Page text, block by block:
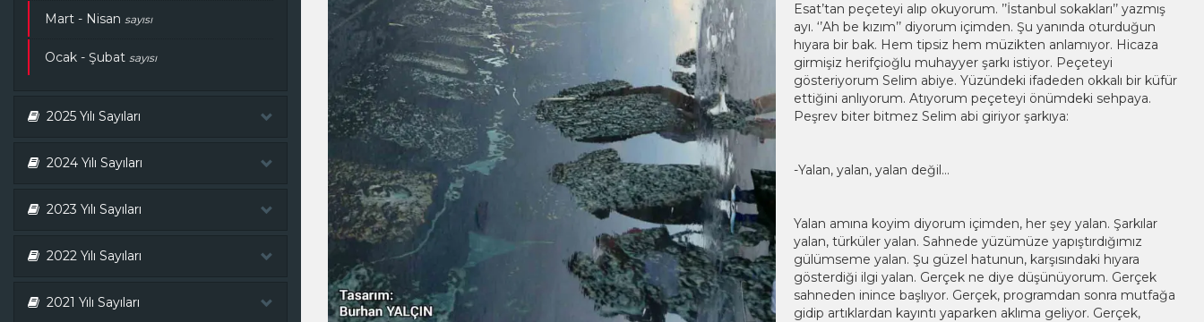
Mart - Nisan sayısı
Ocak - Şubat sayısı
2025 Yılı Sayıları
2024 Yılı Sayıları
2023 Yılı Sayıları
2022 Yılı Sayıları
2021 Yılı Sayıları
Esat’tan peçeteyi alıp okuyorum. ’’İstanbul sokakları’’ yazmış
ayı. ‘’Ah be kızım’’ diyorum içimden. Şu yanında oturduğun
hıyara bir bak. Hem tipsiz hem müzikten anlamıyor. Hicaza
girmişiz herifçioğlu muhayyer şarkı istiyor. Peçeteyi
gösteriyorum Selim abiye. Yüzündeki ifadeden okkalı bir küfür
ettiğini anlıyorum. Atıyorum peçeteyi önümdeki sehpaya.
Peşrev biter bitmez Selim abi giriyor şarkıya:
-Yalan, yalan, yalan değil…
Yalan amına koyim diyorum içimden, her şey yalan. Şarkılar
yalan, türküler yalan. Sahnede yüzümüze yapıştırdığımız
gülümseme yalan. Şu güzel hatunun, karşısındaki hıyara
gösterdiği ilgi yalan. Gerçek ne diye düşünüyorum. Gerçek
sahneden inince başlıyor. Gerçek, programdan sonra mutfağa
gidip artıklardan kayıntı yaparken aklıma geliyor. Gerçek,